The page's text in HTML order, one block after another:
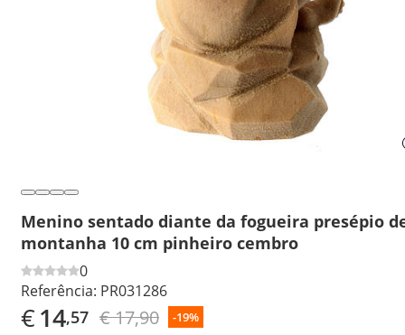
Menino sentado diante da fogueira presépio
montanha 10 cm pinheiro cembro
0
Referência: PR031286
€14,57 € 17,90 -19%